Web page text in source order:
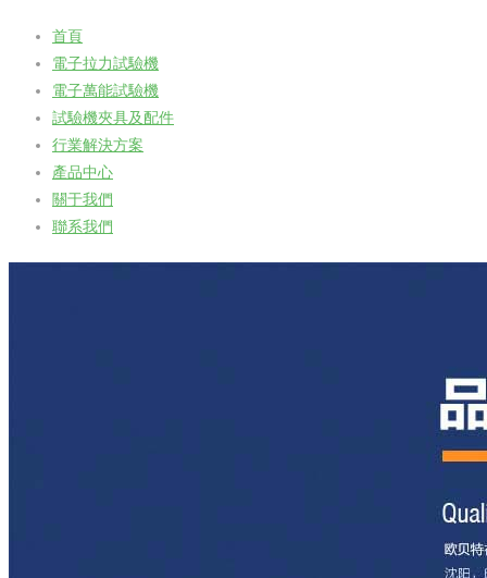
首頁
電子拉力試驗機
電子萬能試驗機
試驗機夾具及配件
行業解決方案
產品中心
關于我們
聯系我們